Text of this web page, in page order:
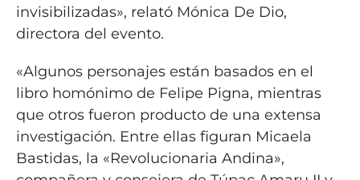
invisibilizadas», relató Mónica De Dio,
directora del evento.
«Algunos personajes están basados en el
libro homónimo de Felipe Pigna, mientras
que otros fueron producto de una extensa
investigación. Entre ellas figuran Micaela
Bastidas, la «Revolucionaria Andina»,